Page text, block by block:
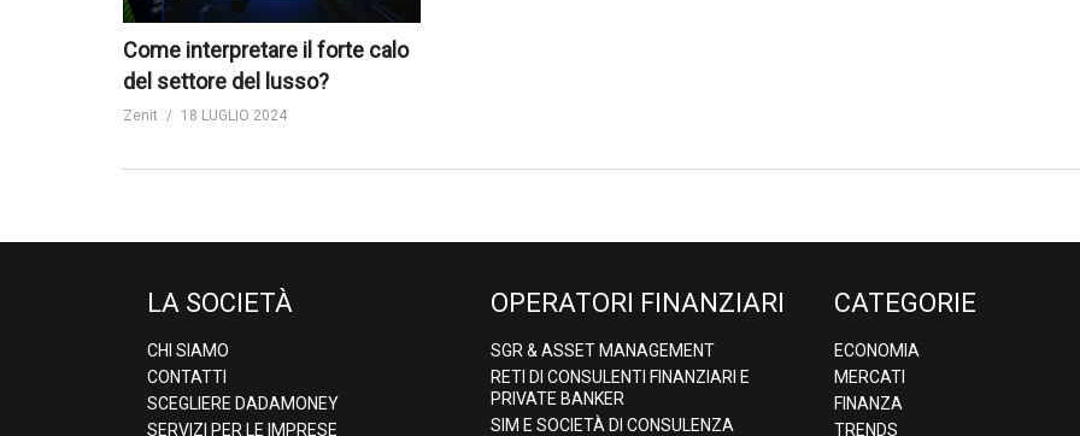
Come interpretare il forte calo
del settore del lusso?
Zenit 18 LUGLIO 2024
LA SOCIETÀ
CHI SIAMO
CONTATTI
SCEGLIERE DADAMONEY
SERVIZI PER LE IMPRESE
OPERATORI FINANZIARI
SGR & ASSET MANAGEMENT
RETI DI CONSULENTI FINANZIARI E
PRIVATE BANKER
SIM E SOCIETÀ DI CONSULENZA
CATEGORIE
ECONOMIA
MERCATI
FINANZA
TRENDS